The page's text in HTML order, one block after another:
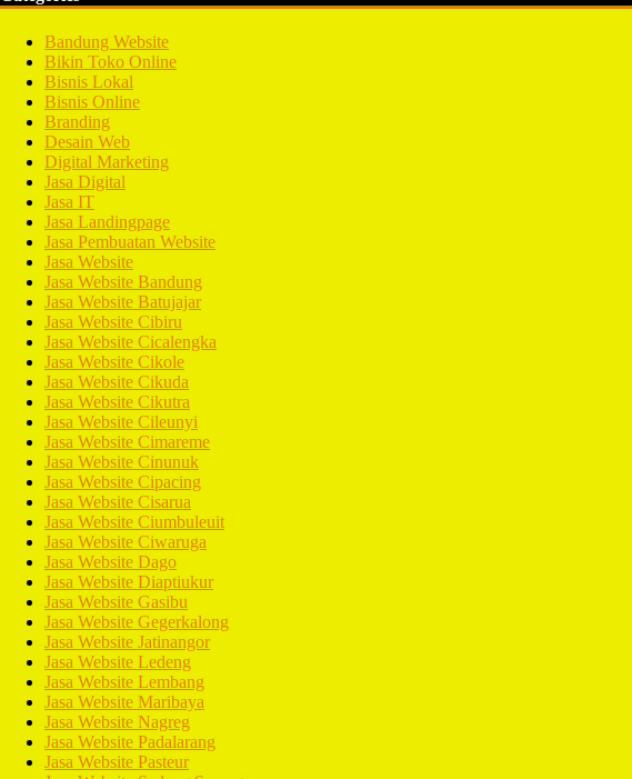
Bandung Website
Bikin Toko Online
Bisnis Lokal
Bisnis Online
Branding
Desain Web
Digital Marketing
Jasa Digital
Jasa IT
Jasa Landingpage
Jasa Pembuatan Website
Jasa Website
Jasa Website Bandung
Jasa Website Batujajar
Jasa Website Cibiru
Jasa Website Cicalengka
Jasa Website Cikole
Jasa Website Cikuda
Jasa Website Cikutra
Jasa Website Cileunyi
Jasa Website Cimareme
Jasa Website Cinunuk
Jasa Website Cipacing
Jasa Website Cisarua
Jasa Website Ciumbuleuit
Jasa Website Ciwaruga
Jasa Website Dago
Jasa Website Diaptiukur
Jasa Website Gasibu
Jasa Website Gegerkalong
Jasa Website Jatinangor
Jasa Website Ledeng
Jasa Website Lembang
Jasa Website Maribaya
Jasa Website Nagreg
Jasa Website Padalarang
Jasa Website Pasteur